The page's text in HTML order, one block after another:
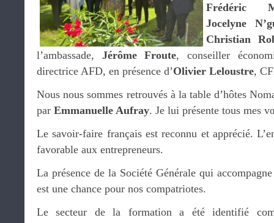
Frédéric
Jocelyne
Christian
l’ambassade, Jérôme Froute, conseiller
directrice AFD, en présence d’Olivier Leloustre,
Nous nous sommes retrouvés à la table d’hôtes
par Emmanuelle Aufray. Je lui présente tous mes
Le savoir-faire français est reconnu et apprécié.
favorable aux entrepreneurs.
La présence de la Société Générale qui
est une chance pour nos compatriotes.
Le secteur de la formation a été identifié